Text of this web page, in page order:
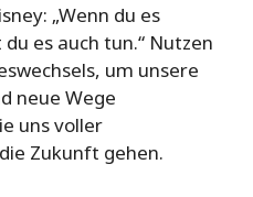
„Wenn du es
es auch tun.“ Nutzen
um unsere
neue Wege
uns voller
Zukunft gehen.